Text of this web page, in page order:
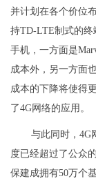
并计划在各个价位
持TD-LTE制式的终
手机，一方面是
成本外，另一方面
成本的下降将使得
了4G网络的应用。
与此同时，4G
度已经超过了公众
保建成拥有50万个